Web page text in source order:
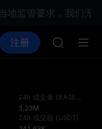
地监管要求，我们无
SPCX 理财 活
注册
TUT
24h 成交量 (BASED
3.23M
24h 成交额 (USDT)